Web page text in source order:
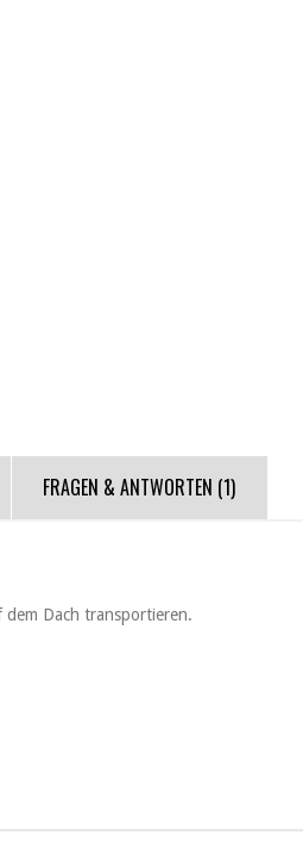
FRAGEN & ANTWORTEN (1)
dem Dach transportieren.